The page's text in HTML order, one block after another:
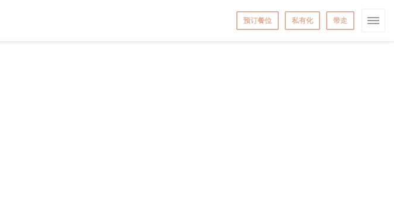
预订餐位 私有化 带走